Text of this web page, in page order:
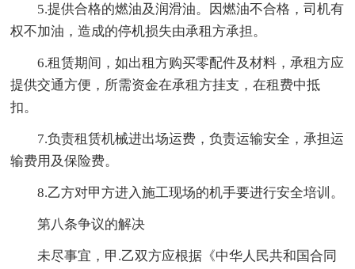
5.提供合格的燃油及润滑油。因燃油不合格，司机有
权不加油，造成的停机损失由承租方承担。
6.租赁期间，如出租方购买零配件及材料，承租方应
提供交通方便，所需资金在承租方挂支，在租费中抵
扣。
7.负责租赁机械进出场运费，负责运输安全，承担运
输费用及保险费。
8.乙方对甲方进入施工现场的机手要进行安全培训。
第八条争议的解决
未尽事宜，甲.乙双方应根据《中华人民共和国合同